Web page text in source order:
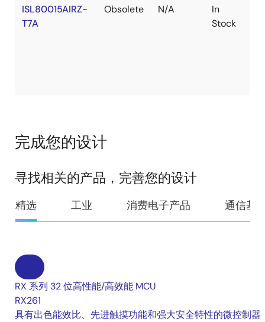
ISL80015AIRZ-
T7A
Obsolete N/A
In
Stock
完成您的设计
寻找相关的产品，完善您的设计
精选 工业 消费电子产品 通信基
RX 系列 32 位高性能/高效能 MCU
RX261
具有出色能效比、先进触摸功能和强大安全特性的微控制器